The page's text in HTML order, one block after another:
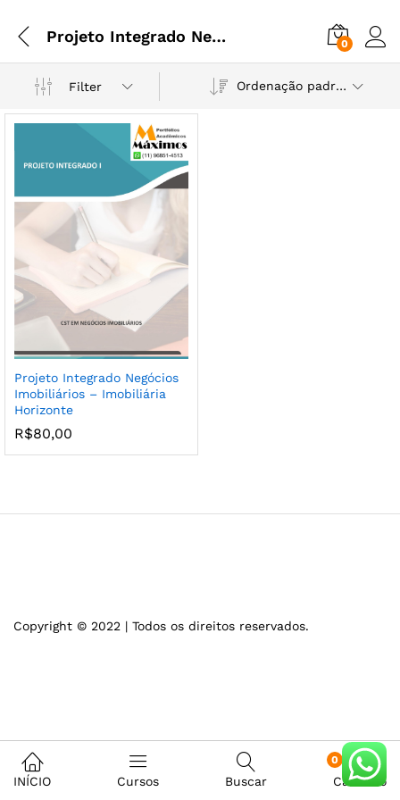
Projeto Integrado Negócios Imobiliários - Imobiliária Horizonte 0
Filter Ordenação padrão
Projeto Integrado Negócios
Imobiliários – Imobiliária
Horizonte
R$80,00
Copyright © 2022 | Todos os direitos reservados.
INÍCIO Cursos Buscar
0
Carrinho